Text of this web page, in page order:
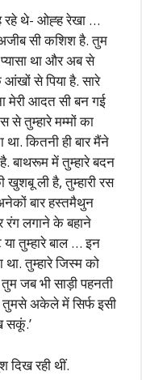
रहे थे- ओह्ह रेखा …
सी कशिश है. तुम
था और अब से
से पिया है. सारे
मेरी आदत सी बन गई
से तुम्हारे मम्मों का
कितनी ही बार मैंने
बाथरूम में तुम्हारे बदन
ली है, तुम्हारी रस
बार हस्तमैथुन
रंग लगाने के बहाने
या तुम्हारे बाल … इन
तुम्हारे जिस्म को
जब भी साड़ी पहनती
अकेले में सिर्फ इसी
सकूं.’
दिख रही थीं.